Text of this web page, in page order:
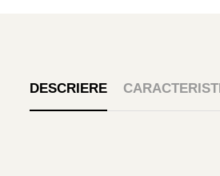
DESCRIERE